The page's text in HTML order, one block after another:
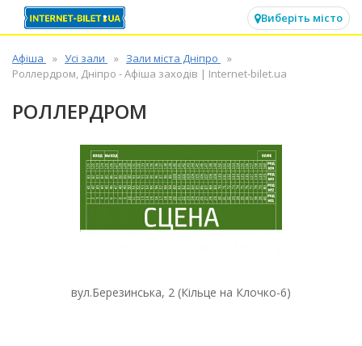
Виберіть місто
Афіша Усі зали
Зали міста Дніпро
Роллердром, Дніпро - Афіша заходів | Internet-bilet.ua
РОЛЛЕРДРОМ
вул.Березинська, 2 (Кільце на Клочко-6)